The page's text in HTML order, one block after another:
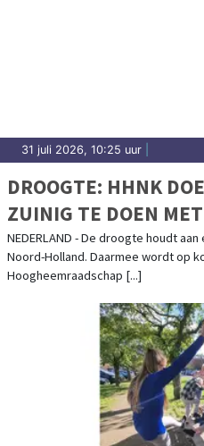
31 juli 2026, 10:25 uur
DROOGTE: HHNK
ZUINIG TE DOEN
VERDERE
NEDERLAND - De droogte houdt
Noord-Holland. Daarmee wordt op
Hoogheemraadschap [...]